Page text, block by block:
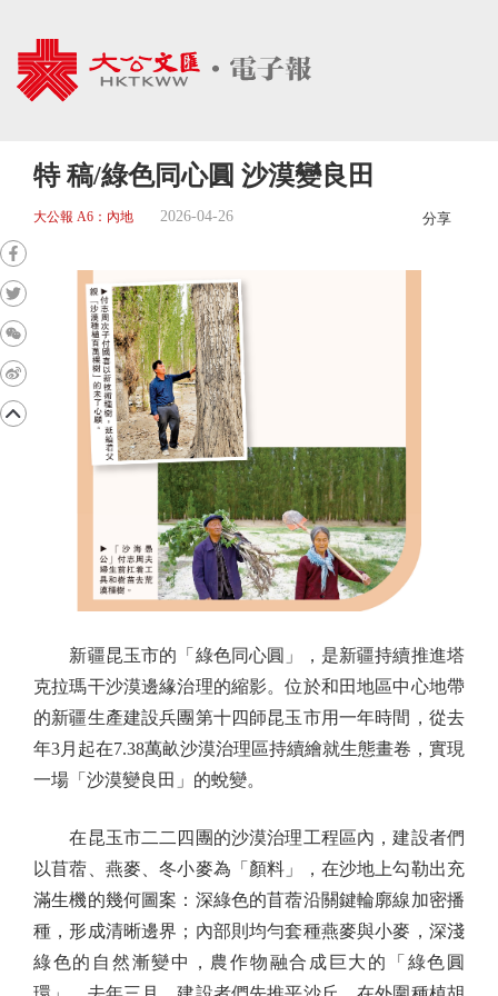
特 稿/綠色同心圓 沙漠變良田
大公報 A6：內地 2026-04-26 分享
新疆昆玉市的「綠色同心圓」，是新疆持續推進塔
克拉瑪干沙漠邊緣治理的縮影。位於和田地區中心地帶
的新疆生產建設兵團第十四師昆玉市用一年時間，從去
年3月起在7.38萬畝沙漠治理區持續繪就生態畫卷，實現
一場「沙漠變良田」的蛻變。
在昆玉市二二四團的沙漠治理工程區內，建設者們
以苜蓿、燕麥、冬小麥為「顏料」，在沙地上勾勒出充
滿生機的幾何圖案：深綠色的苜蓿沿關鍵輪廓線加密播
種，形成清晰邊界；內部則均勻套種燕麥與小麥，深淺
綠色的自然漸變中，農作物融合成巨大的「綠色圓